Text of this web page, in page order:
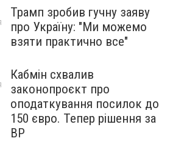
Трамп зробив гучну заяву
про Україну: "Ми можемо
взяти практично все"
Кабмін схвалив
законопроєкт про
оподаткування посилок до
150 євро. Тепер рішення за
ВР